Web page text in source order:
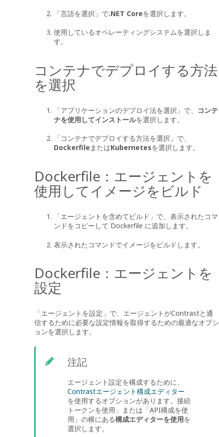
「言語を選択」で.NET Coreを選択します。
使用しているオペレーティングシステムを選択しま
す。
コンテナでデプロイする方法
を選択
「アプリケーションのデプロイ法を選択」で、
コンテ
ナを使用してインストールを選択します。
「コンテナでデプロイする方法を選択」で、
DockerfileまたはKubernetesを選択します。
Dockerfile：エージェントを
使用してイメージをビルド
「エージェントを含めてビルド」で、表示されたコマ
ンドをコピーして Dockerfile に追加します。
表示されたコマンドでイメージをビルドします。
Dockerfile：エージェントを
設定
「エージェントを設定」で、エージェントがContrastと通
信するために必要な設定情報を取得するための最適なオプシ
ョンを選択します。
注記
エージェント設定を構成するために、
Contrastエージェント構成エディター
を使用するオプションがあります。接続
トークンを使用」または「API構成を使
用」の横にある構成エディターを使用を
選択します。